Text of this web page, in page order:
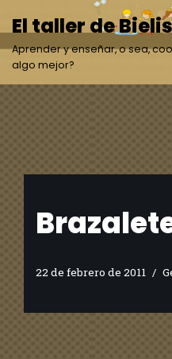
Saltar
al
contenido
El taller de
Aprender y enseñar, o sea,
algo mejor?
22 de febrero de 2011